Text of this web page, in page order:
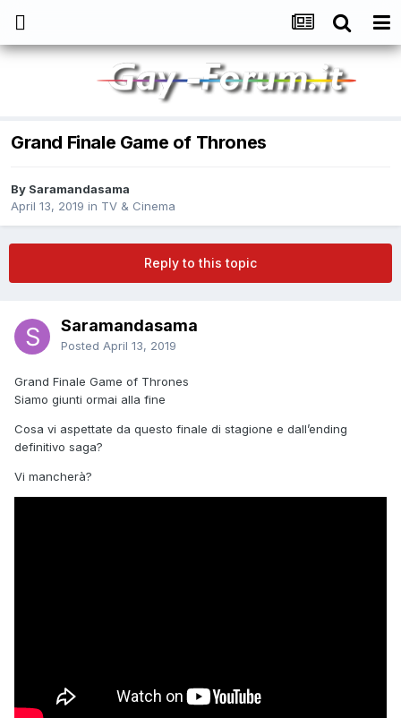
Grand Finale Game of Thrones
By Saramandasama
April 13, 2019 in TV & Cinema
Reply to this topic
Saramandasama
Posted April 13, 2019
Grand Finale Game of Thrones
Siamo giunti ormai alla fine
Cosa vi aspettate da questo finale di stagione e dall’ending
definitivo saga?
Vi mancherà?